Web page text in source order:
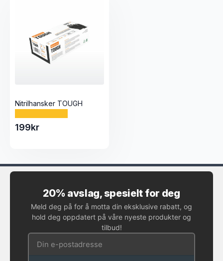
Nitrilhansker TOUGH
199kr
20% avslag, spesielt for deg
Meld deg på for å motta din eksklusive rabatt, og
hold deg oppdatert på våre nyeste produkter og
tilbud!